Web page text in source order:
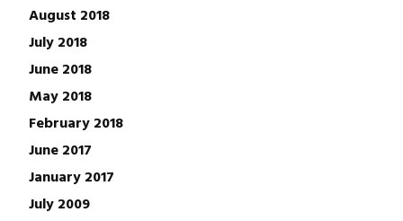
August 2018
July 2018
June 2018
May 2018
February 2018
June 2017
January 2017
July 2009